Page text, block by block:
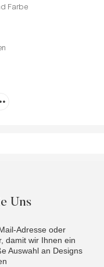
Farbe
Uns
Adresse oder
damit wir Ihnen ein
Auswahl an Designs